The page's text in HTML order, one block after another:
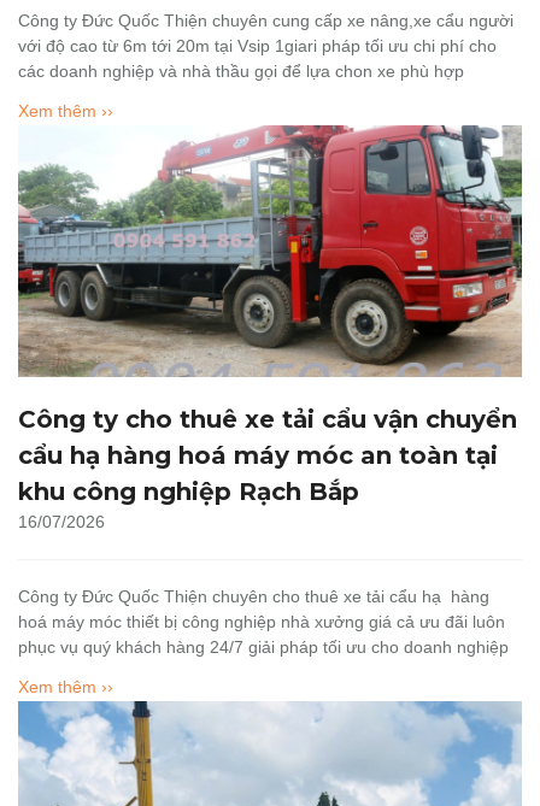
Công ty Đức Quốc Thiện chuyên cung cấp xe nâng,xe cẩu người
với độ cao từ 6m tới 20m tại Vsip 1giari pháp tối ưu chi phí cho
các doanh nghiệp và nhà thầu gọi để lựa chon xe phù hợp
Xem thêm ››
Công ty cho thuê xe tải cẩu vận chuyển
cẩu hạ hàng hoá máy móc an toàn tại
khu công nghiệp Rạch Bắp
16/07/2026
Công ty Đức Quốc Thiện chuyên cho thuê xe tải cẩu hạ hàng
hoá máy móc thiết bị công nghiệp nhà xưởng giá cả ưu đãi luôn
phục vụ quý khách hàng 24/7 giải pháp tối ưu cho doanh nghiệp
Xem thêm ››